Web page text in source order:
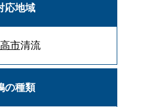
応地域
市清流
の種類